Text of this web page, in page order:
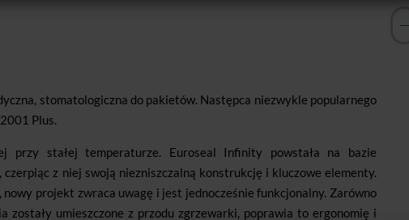
stomatologiczna do pakietów. Następca niezwykle popularnego
Plus.
przy stałej temperaturze. Euroseal Infinity powstała na bazie
z niej swoją niezniszczalną konstrukcję i kluczowe elementy.
nowy projekt zwraca uwagę i jest jednocześnie funkcjonalny. Zarówno
zostały umieszczone z przodu zgrzewarki, poprawia to ergonomię i